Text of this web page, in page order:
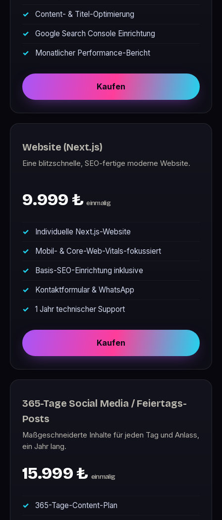
Content- & Titel-Optimierung
Google Search Console Einrichtung
Monatlicher Performance-Bericht
Kaufen
Website (Next.js)
Eine blitzschnelle, SEO-fertige moderne Website.
9.999 ₺ einmalig
Individuelle Next.js-Website
Mobil- & Core-Web-Vitals-fokussiert
Basis-SEO-Einrichtung inklusive
Kontaktformular & WhatsApp
1 Jahr technischer Support
Kaufen
365-Tage Social Media / Feiertags-
Posts
Maßgeschneiderte Inhalte für jeden Tag und Anlass,
ein Jahr lang.
15.999 ₺ einmalig
365-Tage-Content-Plan